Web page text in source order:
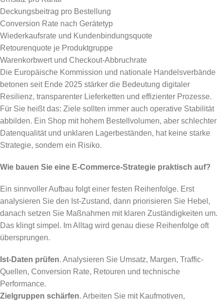
Deckungsbeitrag pro Bestellung
Conversion Rate nach Gerätetyp
Wiederkaufsrate und Kundenbindungsquote
Retourenquote je Produktgruppe
Warenkorbwert und Checkout-Abbruchrate
Die Europäische Kommission und nationale Handelsverbände
betonen seit Ende 2025 stärker die Bedeutung digitaler
Resilienz, transparenter Lieferketten und effizienter Prozesse.
Für Sie heißt das: Ziele sollten immer auch operative Stabilität
abbilden. Ein Shop mit hohem Bestellvolumen, aber schlechter
Datenqualität und unklaren Lagerbeständen, hat keine starke
Strategie, sondern ein Risiko.
Wie bauen Sie eine E-Commerce-Strategie praktisch auf?
Ein sinnvoller Aufbau folgt einer festen Reihenfolge. Erst
analysieren Sie den Ist-Zustand, dann priorisieren Sie Hebel,
danach setzen Sie Maßnahmen mit klaren Zuständigkeiten um.
Das klingt simpel. Im Alltag wird genau diese Reihenfolge oft
übersprungen.
Ist-Daten prüfen. Analysieren Sie Umsatz, Margen, Traffic-
Quellen, Conversion Rate, Retouren und technische
Performance.
Zielgruppen schärfen. Arbeiten Sie mit Kaufmotiven,